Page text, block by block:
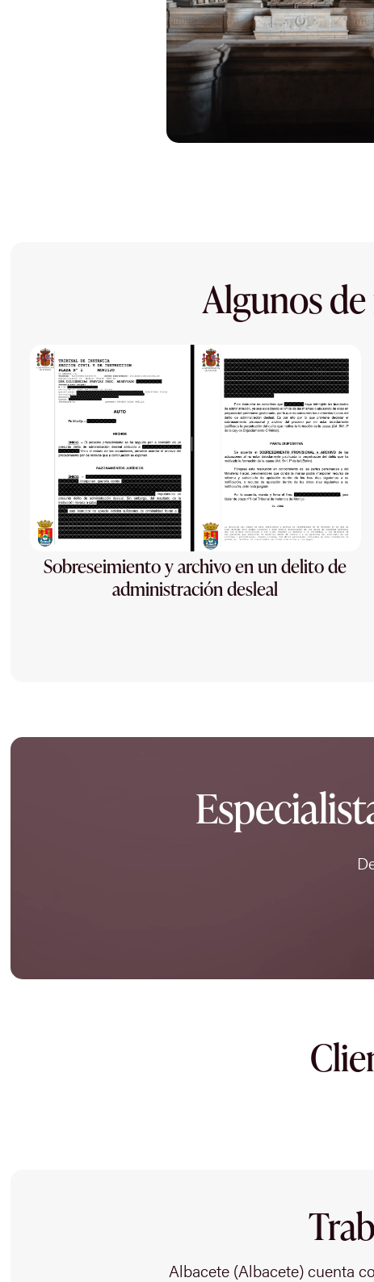
Algunos
Sobreseimiento y archivo en un delito de
administración desleal
Albacete (Albacete) cuenta